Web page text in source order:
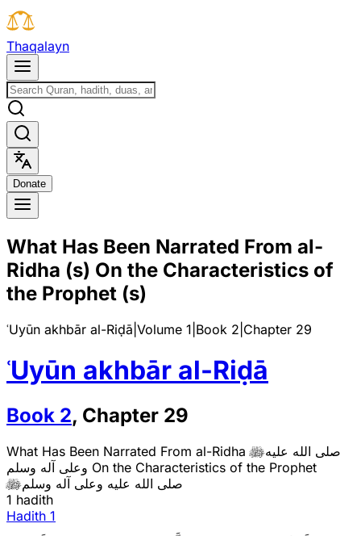
Thaqalayn
Donate
What Has Been Narrated From al-
Ridha (s) On the Characteristics of
the Prophet (s)
ʿUyūn akhbār al-Riḍā Volume 1 Book 2 Chapter 29
ʿUyūn akhbār al-Riḍā
Book 2, Chapter 29
What Has Been Narrated From al-Ridhaصلى الله عليه
وعلى آله وسلم On the Characteristics of the Prophet
صلى الله عليه وعلى آله وسلم
1 hadith
Hadith 1